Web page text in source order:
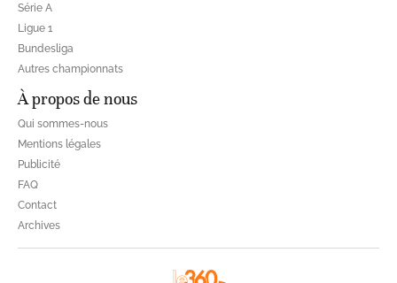
Série A
Ligue 1
Bundesliga
Autres championnats
À propos de nous
Qui sommes-nous
Mentions légales
Publicité
FAQ
Contact
Archives